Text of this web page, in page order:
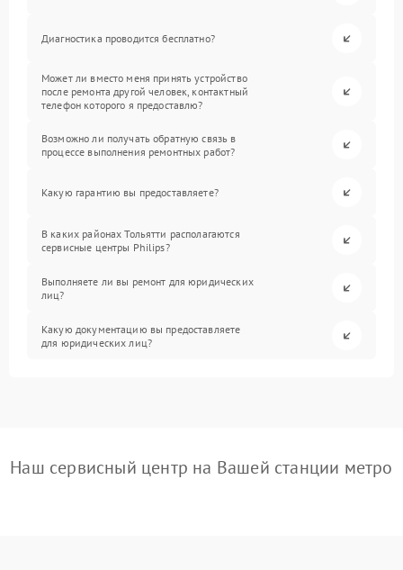
Диагностика проводится бесплатно?
Может ли вместо меня принять устройство
после ремонта другой человек, контактный
телефон которого я предоставлю?
Возможно ли получать обратную связь в
процессе выполнения ремонтных работ?
Какую гарантию вы предоставляете?
В каких районах Тольятти располагаются
сервисные центры Philips?
Выполняете ли вы ремонт для юридических
лиц?
Какую документацию вы предоставляете
для юридических лиц?
Наш сервисный центр на Вашей станции метро